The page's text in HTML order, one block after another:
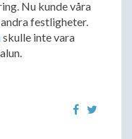
Nu kunde våra
festligheter.
skulle inte vara